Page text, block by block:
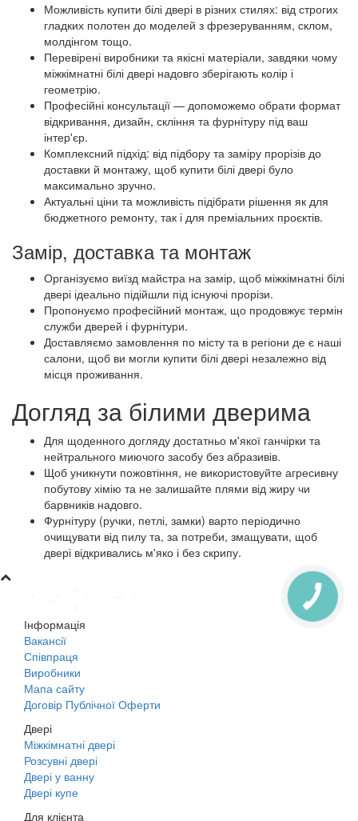
Можливість купити білі двері в різних стилях: від строгих
гладких полотен до моделей з фрезеруванням, склом,
молдінгом тощо.
Перевірені виробники та якісні матеріали, завдяки чому
міжкімнатні білі двері надовго зберігають колір і
геометрію.
Професійні консультації — допоможемо обрати формат
відкривання, дизайн, скління та фурнітуру під ваш
інтер'єр.
Комплексний підхід: від підбору та заміру прорізів до
доставки й монтажу, щоб купити білі двері було
максимально зручно.
Актуальні ціни та можливість підібрати рішення як для
бюджетного ремонту, так і для преміальних проєктів.
Замір, доставка та монтаж
Організуємо виїзд майстра на замір, щоб міжкімнатні білі
двері ідеально підійшли під існуючі прорізи.
Пропонуємо професійний монтаж, що продовжує термін
служби дверей і фурнітури.
Доставляємо замовлення по місту та в регіони де є наші
салони, щоб ви могли купити білі двері незалежно від
місця проживання.
Догляд за білими дверима
Для щоденного догляду достатньо м'якої ганчірки та
нейтрального миючого засобу без абразивів.
Щоб уникнути пожовтіння, не використовуйте агресивну
побутову хімію та не залишайте плями від жиру чи
барвників надовго.
Фурнітуру (ручки, петлі, замки) варто періодично
очищувати від пилу та, за потреби, змащувати, щоб
двері відкривались м'яко і без скрипу.
Інформація
Вакансії
Співпраця
Виробники
Мапа сайту
Договір Публічної Оферти
Двері
Міжкімнатні двері
Розсувні двері
Двері у ванну
Двері купе
Для клієнта